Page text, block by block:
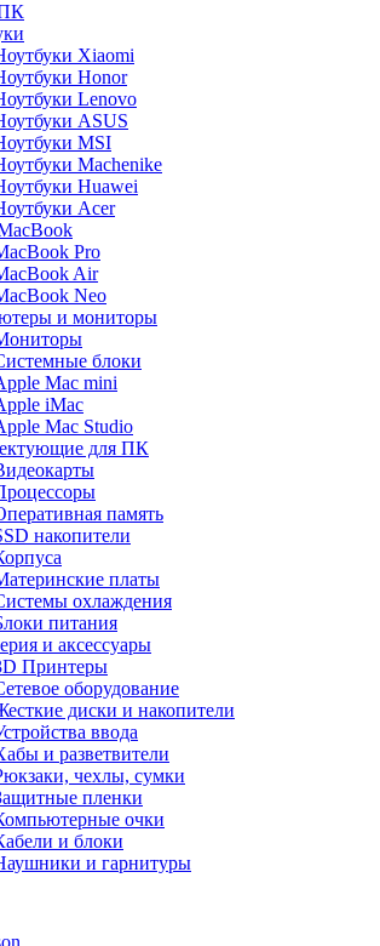
Xiaomi
Honor
Lenovo
ASUS
MSI
Machenike
Huawei
Acer
Pro
Air
Neo
и мониторы
блоки
Mac mini
iMac
Mac Studio
для ПК
память
накопители
платы
охлаждения
питания
и аксессуары
Принтеры
оборудование
диски и накопители
ввода
и разветвители
чехлы, сумки
пленки
очки
и блоки
и гарнитуры